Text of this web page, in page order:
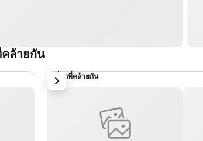
ล้ายกัน
ที่พักที่คล้ายกัน
ถัดไป